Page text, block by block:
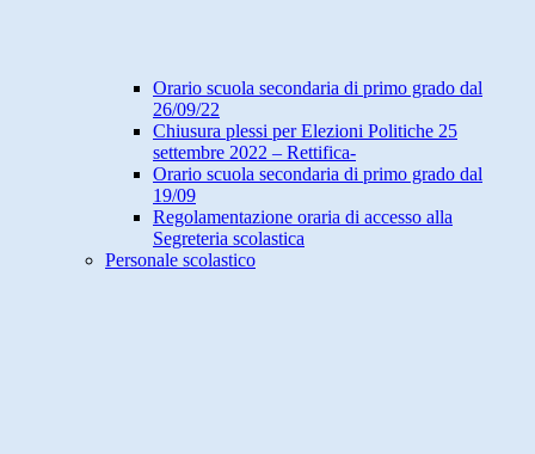
Orario scuola secondaria di primo grado dal
26/09/22
Chiusura plessi per Elezioni Politiche 25
settembre 2022 – Rettifica-
Orario scuola secondaria di primo grado dal
19/09
Regolamentazione oraria di accesso alla
Segreteria scolastica
Personale scolastico